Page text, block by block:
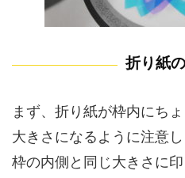
折り紙
まず、折り紙が枠内にち
大きさになるように注意
枠の内側と同じ大きさに